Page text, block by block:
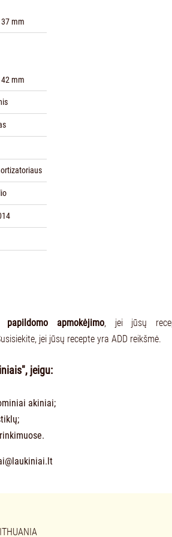
mm
mm
papildomo apmokėjimo, jei jūsų
jei jūsų recepte yra ADD reikšmė.
jeigu:
akiniai;